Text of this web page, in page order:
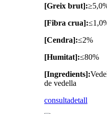
[Greix brut]:
[Fibra crua]:
[Cendra]:≤2%
[Humitat]:≤80%
[Ingredients]:
de vedella
consultadetall